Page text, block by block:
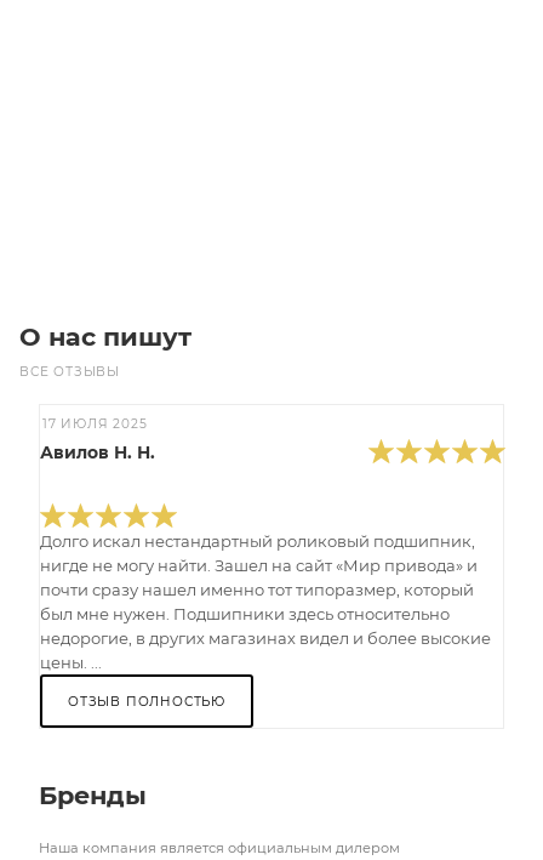
О нас пишут
ВСЕ ОТЗЫВЫ
17 ИЮЛЯ 2025
Авилов Н. Н.
Долго искал нестандартный роликовый подшипник,
нигде не могу найти. Зашел на сайт «Мир привода» и
почти сразу нашел именно тот типоразмер, который
был мне нужен. Подшипники здесь относительно
недорогие, в других магазинах видел и более высокие
цены. ...
ОТЗЫВ ПОЛНОСТЬЮ
Бренды
Наша компания является официальным дилером